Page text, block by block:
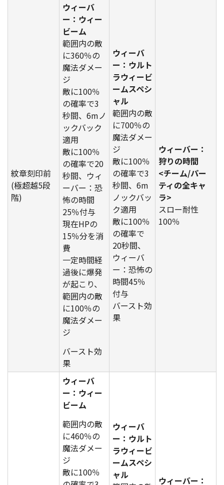
紋章刻印前
(極超越5段
階)
ウィーバ
ー：ウィー
ビーム
範囲内の敵
に360％の
魔法ダメー
ジ
敵に100％
の確率で3
秒間、6mノ
ックバック
適用
敵に100％
の確率で20
秒間、ウィ
ーバー：恐
怖の時間
25％付与
現在HPの
15％分を消
費
一定時間経
過後に爆発
が起こり、
範囲内の敵
に100％の
魔法ダメー
ジ
バースト効
果
ウィーバ
ー：ウルト
ラウィービ
ームスペシ
ャル
範囲内の敵
に700％の
魔法ダメー
ジ
敵に100％
の確率で3
秒間、6m
ノックバッ
ク適用
敵に100％
の確率で
20秒間、
ウィーバ
ー：恐怖の
時間45％
付与
バースト効
果
ウィーバー：
狩りの時間
<チーム/パー
ティの全キャ
ラ>
スロー耐性
100％
ウィーバ
ー：ウィー
ビーム
範囲内の敵
に460％の
魔法ダメー
ジ
敵に100％
ウィーバ
ー：ウルト
ラウィービ
ームスペシ
ャル
ウィーバー：